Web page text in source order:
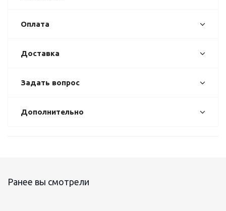
Оплата
Доставка
Задать вопрос
Дополнительно
Ранее вы смотрели